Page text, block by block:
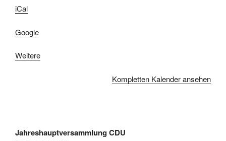
iCal
Google
Weitere
Kompletten Kalender ansehen
Jahreshauptversammlung CDU